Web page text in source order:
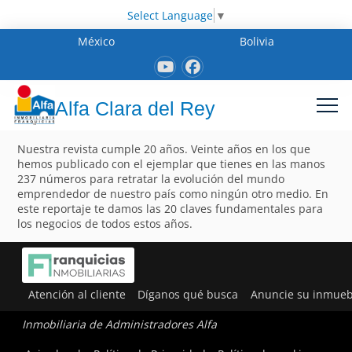
Select Language ▼
México
Bolivia
Alfa Clara del Rey
Nuestra revista cumple 20 años. Veinte años en los que
hemos publicado con el ejemplar que tienes en las manos
237 números para retratar la evolución del mundo
emprendedor de nuestro país como ningún otro medio. En
este reportaje te damos las 20 claves fundamentales para
los negocios de todos estos años.
Atención al cliente Díganos qué busca Anuncie su
Inmobiliaria de Administradores Alfa